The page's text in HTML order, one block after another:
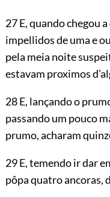
27 E, quando chegou
impellidos de uma e
pela meia noite
estavam proximos
28 E, lançando o
passando um pouco
prumo, acharam
29 E, temendo ir dar
pôpa quatro ancoras,